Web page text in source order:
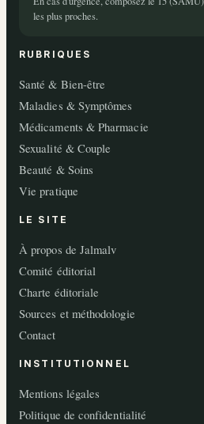
les plus proches.
RUBRIQUES
Santé & Bien-être
Maladies & Symptômes
Médicaments & Pharmacie
Sexualité & Couple
Beauté & Soins
Vie pratique
LE SITE
À propos de Jalmalv
Comité éditorial
Charte éditoriale
Sources et méthodologie
Contact
INSTITUTIONNEL
Mentions légales
Politique de confidentialité